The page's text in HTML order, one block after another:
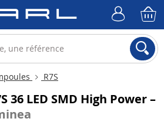
R7S
36 LED SMD High Power –